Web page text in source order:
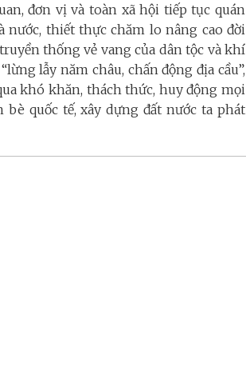
đơn vị và toàn xã hội tiếp tục quán
nước, thiết thực chăm lo nâng cao đời
thống vẻ vang của dân tộc và khí
lẫy năm châu, chấn động địa cầu”,
khó khăn, thách thức, huy động mọi
quốc tế, xây dựng đất nước ta phát